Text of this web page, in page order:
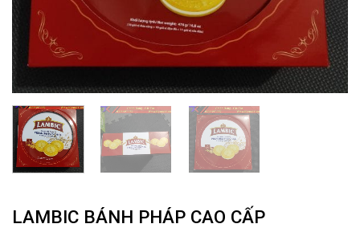
LAMBIC BÁNH PHÁP CAO CẤP